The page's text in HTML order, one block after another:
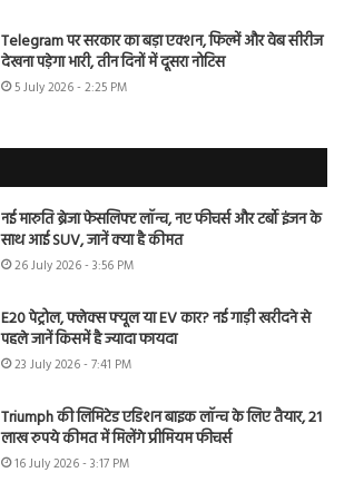
Telegram पर सरकार का बड़ा एक्शन, फिल्में और वेब सीरीज
देखना पड़ेगा भारी, तीन दिनों में दूसरा नोटिस
5 July 2026 - 2:25 PM
नई मारुति ब्रेजा फेसलिफ्ट लॉन्च, नए फीचर्स और टर्बो इंजन के
साथ आई SUV, जानें क्या है कीमत
26 July 2026 - 3:56 PM
E20 पेट्रोल, फ्लेक्स फ्यूल या EV कार? नई गाड़ी खरीदने से
पहले जानें किसमें है ज्यादा फायदा
23 July 2026 - 7:41 PM
Triumph की लिमिटेड एडिशन बाइक लॉन्च के लिए तैयार, 21
लाख रुपये कीमत में मिलेंगे प्रीमियम फीचर्स
16 July 2026 - 3:17 PM